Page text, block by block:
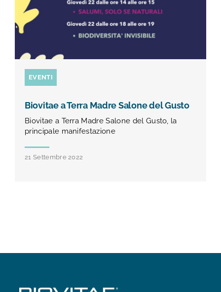
NEWS
RISORSE
CONTATTI
AREA RISERVATA
EVENTI
Biovitae a Terra Madre Salone del Gusto
Biovitae a Terra Madre Salone del Gusto, la
principale manifestazione
21 Settembre 2022